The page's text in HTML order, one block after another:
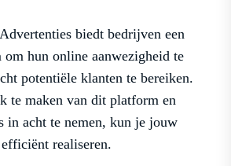
biedt bedrijven een
hun online aanwezigheid te
potentiële klanten te bereiken.
te maken van dit platform en
in acht te nemen, kun je jouw
realiseren.